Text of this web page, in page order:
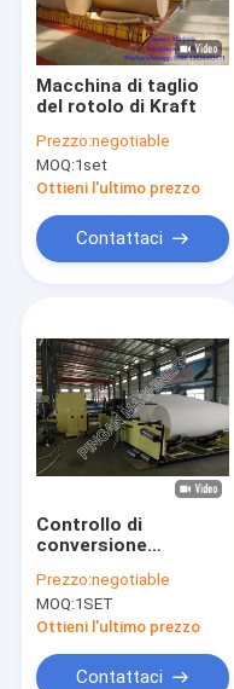
Macchina di taglio
del rotolo di Kraft
Prezzo:negotiable
MOQ:1set
Ottieni l'ultimo prezzo
Contattaci
Controllo di
conversione
della macchina
Prezzo:negotiable
MOQ:1SET
Ottieni l'ultimo prezzo
Contattaci